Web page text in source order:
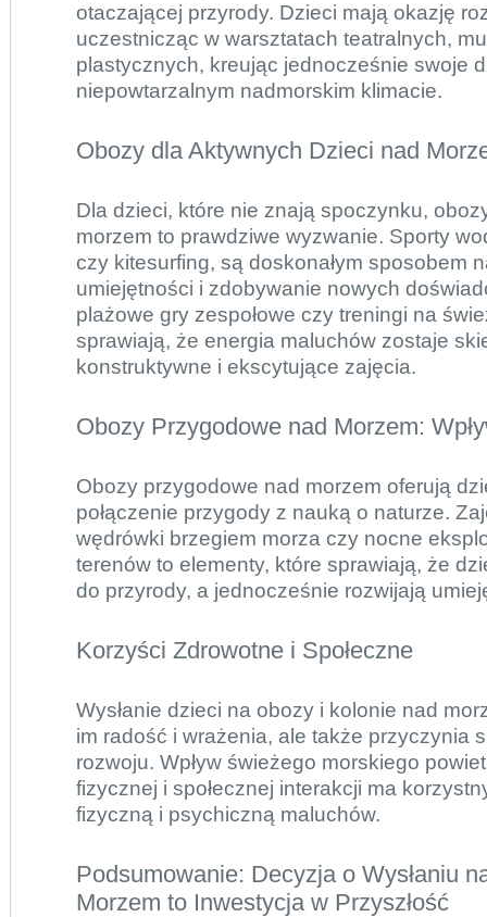
otaczającej przyrody. Dzieci mają okazję
uczestnicząc w warsztatach teatralnych,
plastycznych, kreując jednocześnie swoje
niepowtarzalnym nadmorskim klimacie.
Obozy dla Aktywnych Dzieci nad
Dla dzieci, które nie znają spoczynku,
morzem to prawdziwe wyzwanie. Sporty
czy kitesurfing, są doskonałym sposobem
umiejętności i zdobywanie nowych
plażowe gry zespołowe czy treningi na
sprawiają, że energia maluchów zostaje
konstruktywne i ekscytujące zajęcia.
Obozy Przygodowe nad Morzem:
Obozy przygodowe nad morzem oferują
połączenie przygody z nauką o naturze.
wędrówki brzegiem morza czy nocne
terenów to elementy, które sprawiają, że
do przyrody, a jednocześnie rozwijają
Korzyści Zdrowotne i Społeczne
Wysłanie dzieci na obozy i kolonie nad
im radość i wrażenia, ale także przyczynia
rozwoju. Wpływ świeżego morskiego
fizycznej i społecznej interakcji ma
fizyczną i psychiczną maluchów.
Podsumowanie: Decyzja o Wysłaniu
Morzem to Inwestycja w Przyszłość